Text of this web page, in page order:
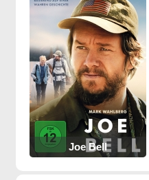
Joe Bell